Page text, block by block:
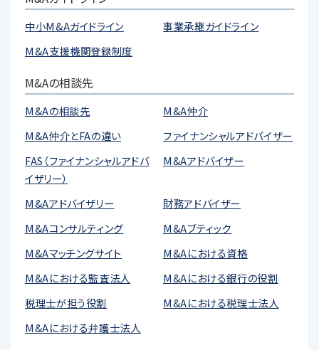
中小M&Aガイドライン
事業承継ガイドライン
M&A支援機関登録制度
M&Aの相談先
M&Aの相談先
M&A仲介
M&A仲介とFAの違い
ファイナンシャルアドバイザー
FAS（ファイナンシャルアドバ
イザリー）
M&Aアドバイザー
M&Aアドバイザリー
財務アドバイザー
M&Aコンサルティング
M&Aブティック
M&Aマッチングサイト
M&Aにおける資格
M&Aにおける監査法人
M&Aにおける銀行の役割
税理士が担う役割
M&Aにおける税理士法人
M&Aにおける弁護士法人